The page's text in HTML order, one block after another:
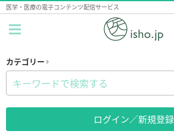
医学・医療の電子コンテンツ配信サービス
カテゴリー
ログイン／新規登録